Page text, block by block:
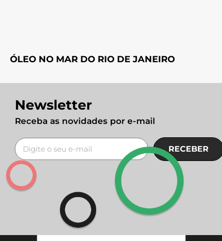
ÓLEO NO MAR DO RIO DE JANEIRO
Newsletter
Receba as novidades por e-mail
RECEBER